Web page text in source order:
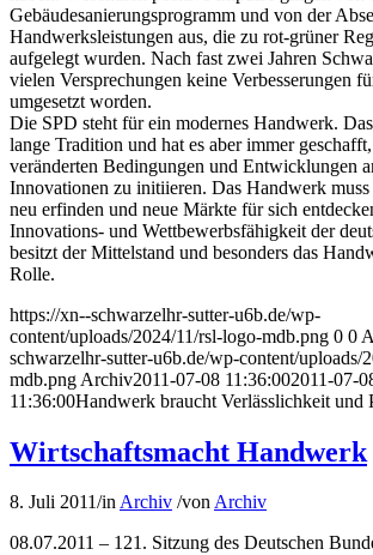
Gebäudesanierungsprogramm und von der
Handwerksleistungen aus, die zu rot-grüner
aufgelegt wurden. Nach fast zwei Jahren
vielen Versprechungen keine Verbesserungen
umgesetzt worden.
Die SPD steht für ein modernes Handwerk.
lange Tradition und hat es aber immer
veränderten Bedingungen und Entwicklungen
Innovationen zu initiieren. Das Handwerk
neu erfinden und neue Märkte für sich
Innovations- und Wettbewerbsfähigkeit der
besitzt der Mittelstand und besonders das
Rolle.
https://xn--schwarzelhr-sutter-u6b.de/wp-
content/uploads/2024/11/rsl-logo-mdb.png 0 0
schwarzelhr-sutter-u6b.de/wp-content/uploads/
mdb.png Archiv2011-07-08 11:36:002011-07-
11:36:00Handwerk braucht Verlässlichkeit und
Wirtschaftsmacht Handwerk
8. Juli 2011/inArchiv /vonArchiv
08.07.2011 – 121. Sitzung des Deutschen